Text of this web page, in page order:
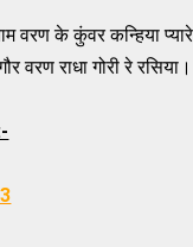
वरण के कुंवर कन्हिया
वरण राधा गोरी रे रसिया।